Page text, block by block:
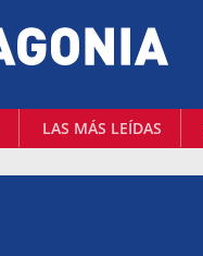
LAS MÁS LEÍDAS